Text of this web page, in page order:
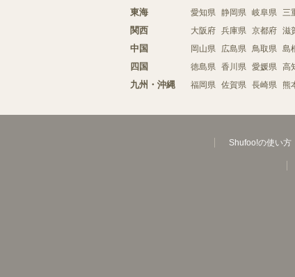
東海 愛知県 静岡県 岐阜県 三
関西 大阪府 兵庫県 京都府 滋
中国 岡山県 広島県 鳥取県 島
四国 徳島県 香川県 愛媛県 高
九州・沖縄 福岡県 佐賀県 長崎県 熊
Shufoo!の使い方